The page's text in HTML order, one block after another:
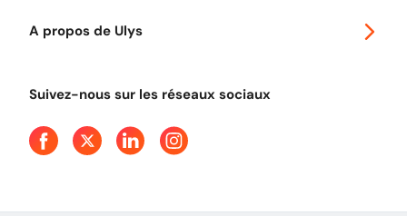
A propos de Ulys
Presse
Suivez-nous sur les réseaux sociaux